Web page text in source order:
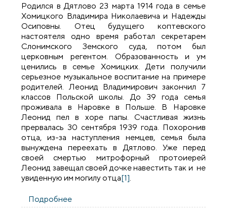
Родился в Дятлово 23 марта 1914 года в семье
Хомицкого Владимира Николаевича и Надежды
Осиповны. Отец будущего коптевского
настоятеля одно время работал секретарем
Слонимского Земского суда, потом был
церковным регентом. Образованность и ум
ценились в семье Хомицких. Дети получили
серьезное музыкальное воспитание на примере
родителей. Леонид Владимирович закончил 7
классов Польской школы. До 39 года семья
проживала в Наровке в Польше. В Наровке
Леонид пел в хоре папы. Счастливая жизнь
прервалась 30 сентября 1939 года. Похоронив
отца, из-за наступления немцев, семья была
вынуждена переехать в Дятлово. Уже перед
своей смертью митрофорный протоиерей
Леонид завещал своей дочке навестить так и не
увиденную им могилу отца[1].
Подробнее
Хомицкий